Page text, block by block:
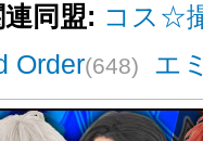
連同盟: コス☆
Order(648) エ